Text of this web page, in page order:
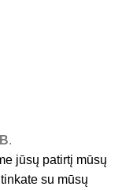
.
jūsų patirtį mūsų
su mūsų